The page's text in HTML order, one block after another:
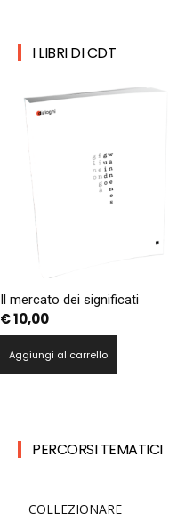
I LIBRI DI CDT
Il mercato dei significati
€10,00
Aggiungi al carrello
PERCORSI TEMATICI
COLLEZIONARE